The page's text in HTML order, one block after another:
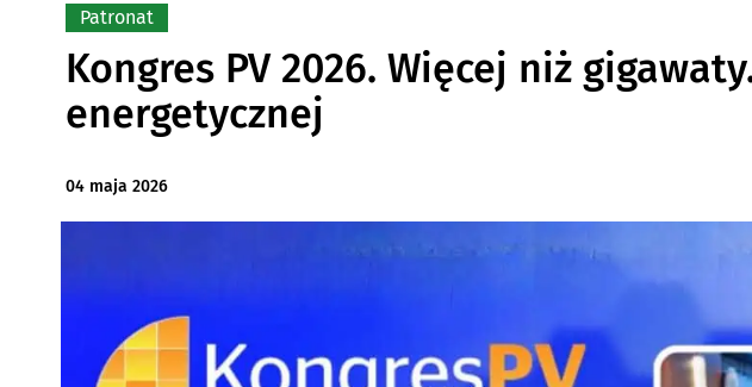
Patronat
Kongres PV 2026. Więcej niż
energetycznej
04 maja 2026